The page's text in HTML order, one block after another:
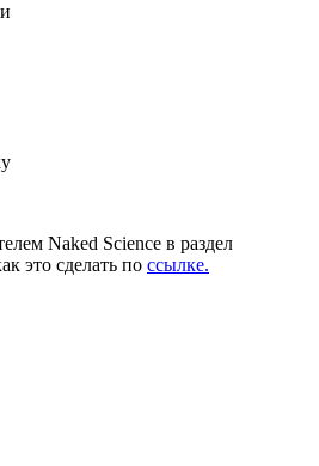
Naked Science в раздел
это сделать по ссылке.